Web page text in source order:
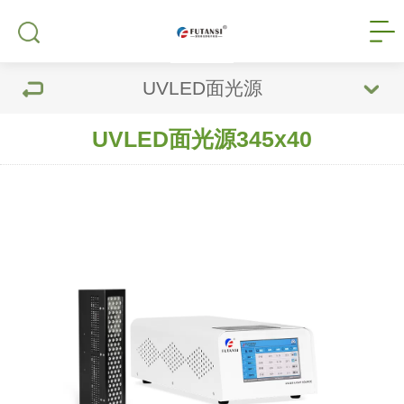
UVLED面光源
UVLED面光源345x40